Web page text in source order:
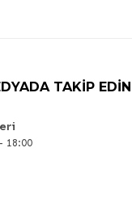
TAKIP EDIN
18:00